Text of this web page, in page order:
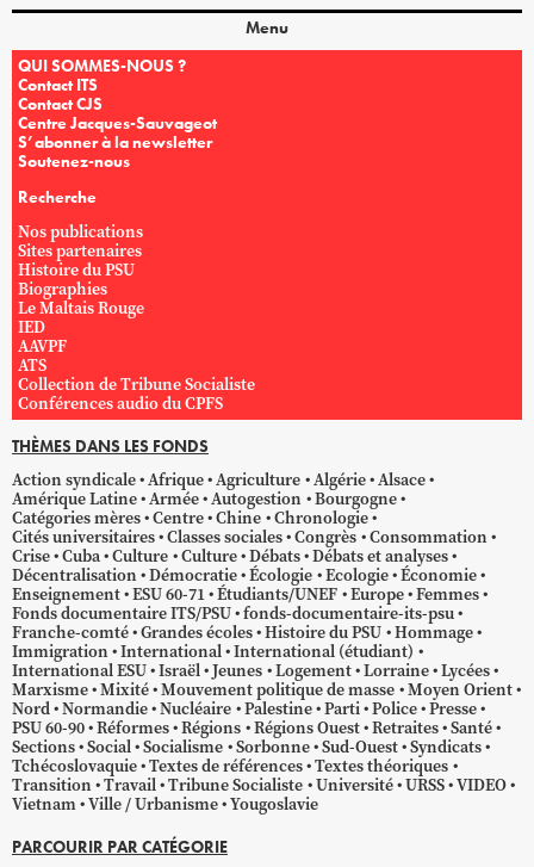
Menu
QUI SOMMES-NOUS ?
Contact ITS
Contact CJS
Centre Jacques-Sauvageot
S’abonner à la newsletter
Soutenez-nous
Recherche
Nos publications
Sites partenaires
Histoire du PSU
Biographies
Le Maltais Rouge
IED
AAVPF
ATS
Collection de Tribune Socialiste
Conférences audio du CPFS
THÈMES DANS LES FONDS
Action syndicale Afrique Agriculture Algérie Alsace
Amérique Latine Armée Autogestion
Bourgogne
Catégories mères Centre Chine Chronologie
Cités universitaires Classes sociales Congrès Consommation
Crise Cuba Culture Culture Débats Débats et analyses
Décentralisation Démocratie Écologie Ecologie Économie
Enseignement ESU 60-71 Étudiants/UNEF Europe Femmes
Fonds documentaire ITS/PSU fonds-documentaire-its-psu
Franche-comté Grandes écoles Histoire du PSU Hommage
Immigration International International (étudiant)
International ESU Israël Jeunes Logement Lorraine Lycées
Marxisme Mixité Mouvement politique de masse Moyen Orient
Nord Normandie Nucléaire Palestine Parti Police Presse
PSU 60-90 Réformes Régions Régions Ouest Retraites Santé
Sections Social Socialisme Sorbonne Sud-Ouest Syndicats
Tchécoslovaquie Textes de références Textes théoriques
Transition Travail Tribune Socialiste Université URSS VIDEO
Vietnam Ville / Urbanisme Yougoslavie
PARCOURIR PAR CATÉGORIE